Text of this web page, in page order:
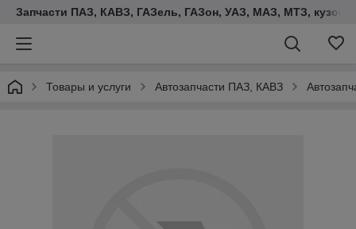
Запчасти ПАЗ, КАВЗ, ГАЗель, ГАЗон, УАЗ, МАЗ, МТЗ,
Товары и услуги Автозапчасти ПАЗ, КАВЗ